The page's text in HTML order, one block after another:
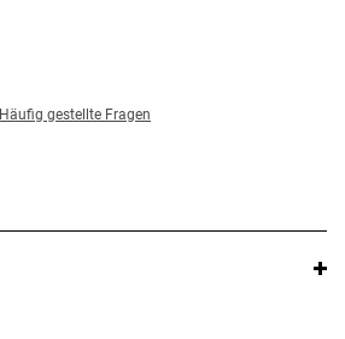
Häufig gestellte Fragen